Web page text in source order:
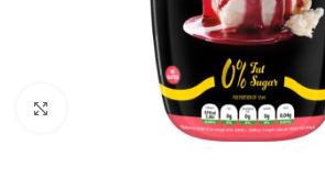
Click to enlarge